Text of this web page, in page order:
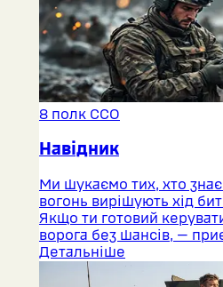
8 полк ССО
Навідник
Ми шукаємо тих, хто
вогонь вирішують хід
Якщо ти готовий
ворога без шансів, —
Детальніше